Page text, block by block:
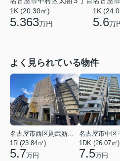
1K (20.30㎡)
5.363万円
1K
5.6万
よく見られている物件
名古屋市西区則武新町３丁目
1R (23.84㎡)
5.7万円
1DK (26.07㎡)
7.5万円